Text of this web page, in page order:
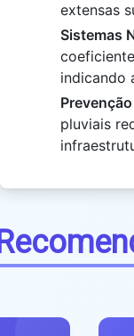
extensas
Sistemas
indicando
pluviais